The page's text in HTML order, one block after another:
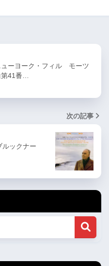
ューヨーク・フィル モーツ
41番…
次の記事
ルックナー